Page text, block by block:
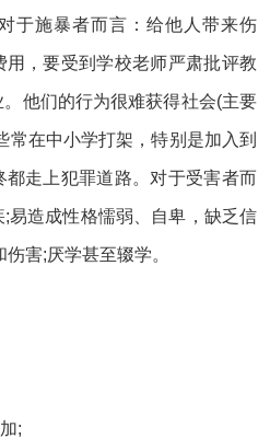
于施暴者而言：给他人带来伤
，要受到学校老师严肃批评教
他们的行为很难获得社会(主要
常在中小学打架，特别是加入到
走上犯罪道路。对于受害者而
易造成性格懦弱、自卑，缺乏信
害;厌学甚至辍学。
;